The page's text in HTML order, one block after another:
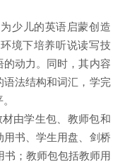
少儿的英语启蒙创造
境下培养听说读写技
动力。同时，其内容
法结构和词汇，学完
由学生包、教师包和
书、学生用盘、剑桥
；教师包包括教师用